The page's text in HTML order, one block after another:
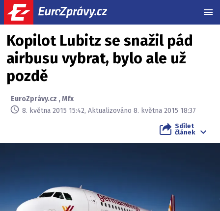
Kopilot Lubitz se snažil pád
airbusu vybrat, bylo ale už
pozdě
EuroZprávy.cz ,Mfx
8. května 2015 15:42, Aktualizováno 8. května 2015 18:37
Sdílet
článek